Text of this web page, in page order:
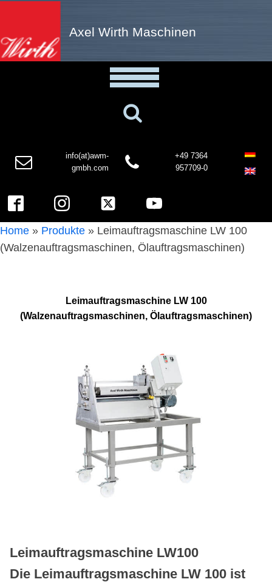
Axel Wirth Maschinen
info(at)awm-
gmbh.com
+49 7364
957709-0
Home » Produkte » Leimauftragsmaschine LW 100
(Walzenauftragsmaschinen, Ölauftragsmaschinen)
Leimauftragsmaschine LW 100
(Walzenauftragsmaschinen, Ölauftragsmaschinen)
Leimauftragsmaschine LW100
Die Leimauftragsmaschine LW 100 ist